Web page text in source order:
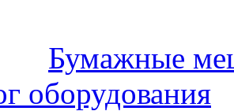
Бумажные
оборудования